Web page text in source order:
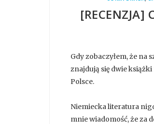
[RECENZJA]
Gdy zobaczyłem, że na
znajdują się dwie
Polsce.
Niemiecka literatura
mnie wiadomość, że za